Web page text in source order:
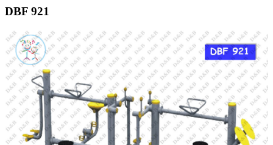
DBF 921